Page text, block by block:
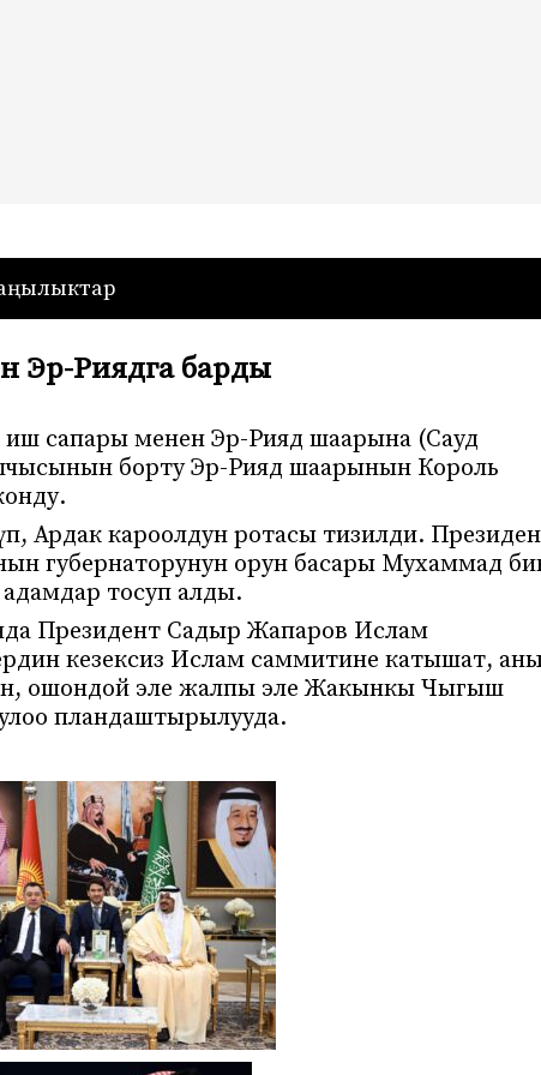
Эр-Риядга барды
сапары менен Эр-Рияд шаарына (Сауд
борту Эр-Рияд шаарынын Король
Ардак кароолдун ротасы тизилди.
губернаторунун орун басары Мухаммад
тосуп алды.
Президент Садыр Жапаров Ислам
кезексиз Ислам саммитине катышат,
ошондой эле жалпы эле Жакынкы Чыгыш
пландаштырылууда.